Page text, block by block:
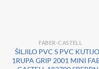
FABER-CASTELL
ŠILJILO PVC S PVC
1RUPA GRIP 2001 MINI